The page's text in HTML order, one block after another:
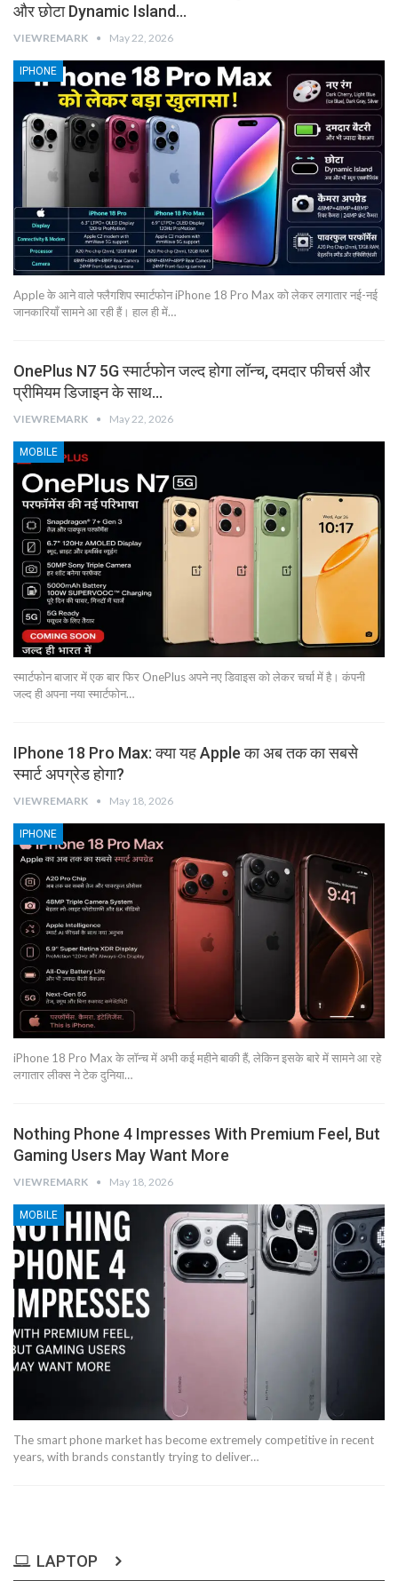
और छोटा Dynamic Island…
VIEWREMARK May 22, 2026
IPHONE
Apple के आने वाले फ्लैगशिप स्मार्टफोन iPhone 18 Pro Max को लेकर लगातार नई-नई
जानकारियाँ सामने आ रही हैं। हाल ही में…
OnePlus N7 5G स्मार्टफोन जल्द होगा लॉन्च, दमदार फीचर्स और
प्रीमियम डिजाइन के साथ…
VIEWREMARK May 22, 2026
MOBILE
स्मार्टफोन बाजार में एक बार फिर OnePlus अपने नए डिवाइस को लेकर चर्चा में है। कंपनी
जल्द ही अपना नया स्मार्टफोन…
IPhone 18 Pro Max: क्या यह Apple का अब तक का सबसे
स्मार्ट अपग्रेड होगा?
VIEWREMARK May 18, 2026
IPHONE
iPhone 18 Pro Max के लॉन्च में अभी कई महीने बाकी हैं, लेकिन इसके बारे में सामने आ रहे
लगातार लीक्स ने टेक दुनिया…
Nothing Phone 4 Impresses With Premium Feel, But
Gaming Users May Want More
VIEWREMARK May 18, 2026
MOBILE
The smart phone market has become extremely competitive in recent
years, with brands constantly trying to deliver…
LAPTOP